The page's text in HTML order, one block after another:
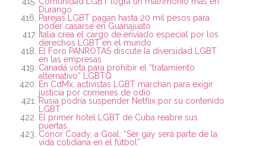
Durango
Parejas LGBT pagan hasta 20 mil pesos para
poder casarse en Guanajuato
Italia crea el cargo de enviado especial por los
derechos LGBT en el mundo
El Foro PANROTAS discute la diversidad LGBT
en las empresas
Canadá vota para prohibir el “tratamiento
alternativo” LGBTQ
En CdMx, activistas LGBT marchan para exigir
justicia por crímenes de odio
Rusia podría suspender Netflix por su contenido
LGBT
El primer hotel LGBT de Cuba reabre sus
puertas
Conor Coady, a Goal: “Ser gay será parte de la
vida cotidiana en el fútbol”